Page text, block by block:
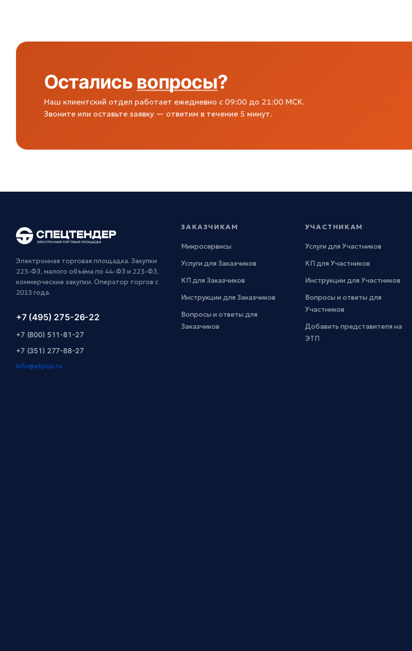
Остались вопросы?
Наш клиентский отдел работает ежедневно с 09:00 до 21:00 МСК.
Звоните или оставьте заявку — ответим в течение 5 минут.
Электронная торговая площадка. Закупки
223-ФЗ, малого объёма по 44-ФЗ и 223-ФЗ,
коммерческие закупки. Оператор торгов с
2013 года.
+7 (495) 275-26-22
+7 (800) 511-81-27
+7 (351) 277-88-27
info@etpsp.ru
ЗАКАЗЧИКАМ
Микросервисы
Услуги для Заказчиков
КП для Заказчиков
Инструкции для Заказчиков
Вопросы и ответы для
Заказчиков
УЧАСТНИКАМ
Услуги для Участников
КП для Участников
Инструкции для Участников
Вопросы и ответы для
Участников
Добавить представителя на
ЭТП